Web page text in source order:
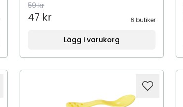
59 kr
47 kr 6 butiker
Lägg i varukorg